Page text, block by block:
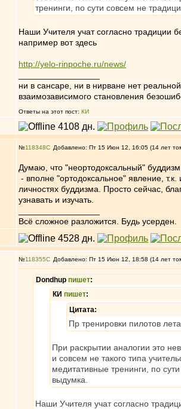
тренинги, по сути совсем не
Наши Учителя учат согласно традиции
например вот здесь
http://yelo-rinpoche.ru/news/
ни в сансаре, ни в нирване нет
взаимозависимого становления
Ответы на этот пост: КИ
№118348 Добавлено: Пт 15 Июн 12, 16:05 (14 лет
Думаю, что "неортодоксальный"
- вполне "ортодоксальное" явление,
личностях буддизма. Просто сейчас,
узнавать и изучать.
Всё сложное разложится. Будь усерден.
№118355 Добавлено: Пт 15 Июн 12, 18:58 (14 лет
Dondhup пишет:
КИ пишет:
Цитата:
Пр тренировки пилотов
При раскрытии аналогии это
и совсем не такого типа
медитативные тренинги, по
выдумка.
Наши Учителя учат согласно